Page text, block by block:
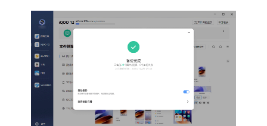
S60 S60 元气版
Y600 Turbo
iQOO Z11i iQOO 15T
vivo TWS 5 Pro vivo Pad6 Pro